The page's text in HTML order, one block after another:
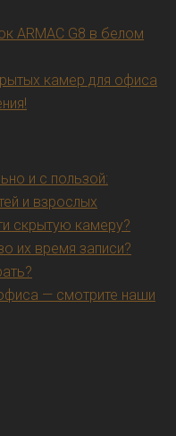
ARMAC G8 в белом
камер для офиса
и с пользой:
и взрослых
скрытую камеру?
их время записи?
— смотрите наши